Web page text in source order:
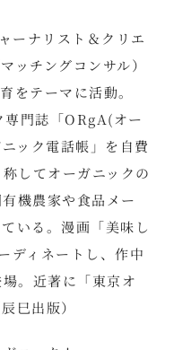
ーナリスト＆クリエ
ッチングコンサル）
をテーマに活動。
専門誌「ORgA(オー
ック電話帳」を自費
してオーガニックの
機農家や食品メー
いる。漫画「美味し
ディネートし、作中
。近著に「東京オ
巳出版）